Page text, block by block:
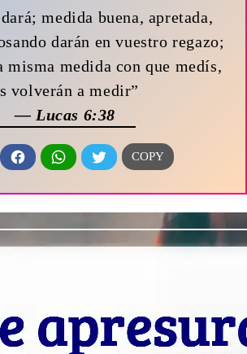
medida buena, apretada,
darán en vuestro regazo;
misma medida con que medís,
volverán a medir”
— Lucas 6:38